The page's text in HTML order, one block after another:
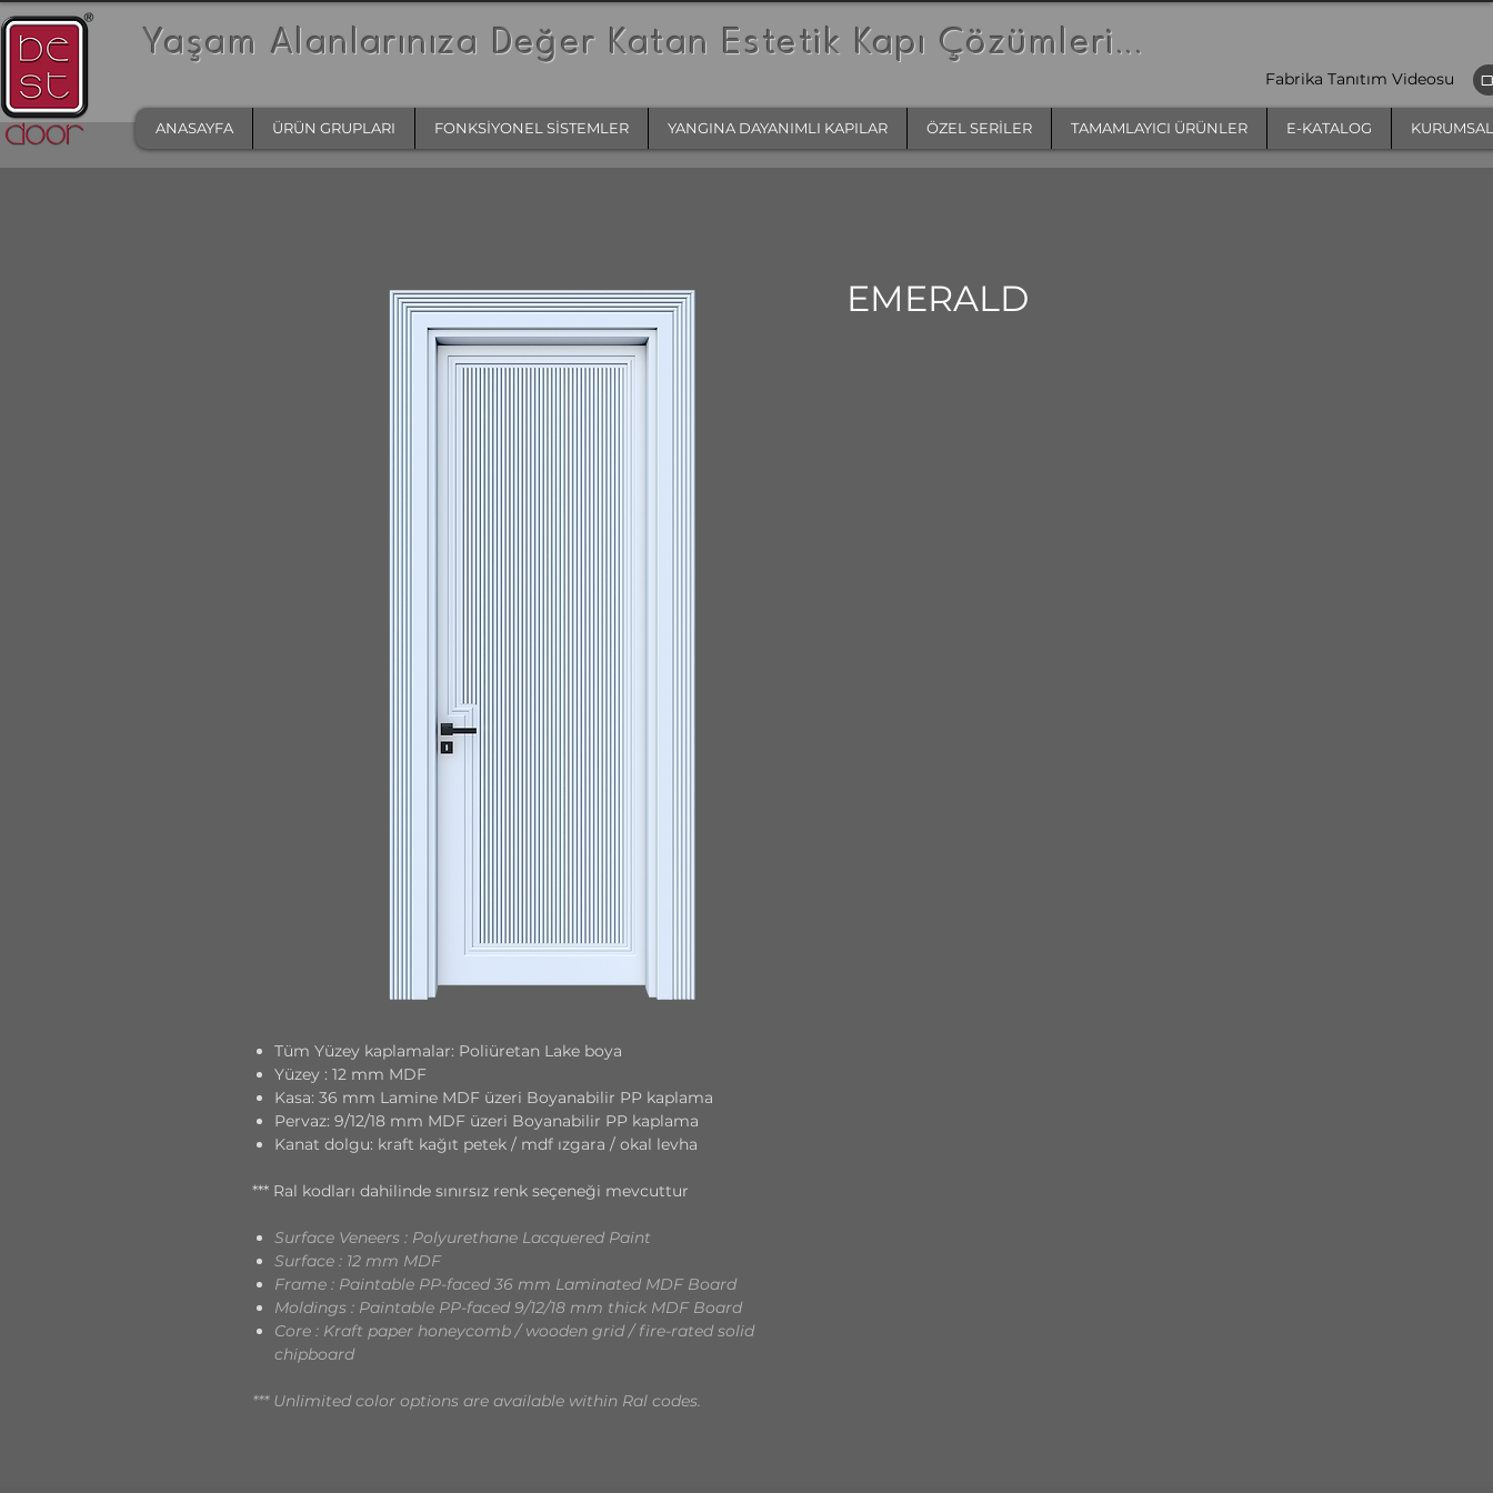
Yaşam Alanlarınıza Değer Katan Estetik Kapı Çözümleri ...
Fabrika Tanıtım Videosu
ANASAYFA ÜRÜN GRUPLARI FONKSİYONEL SİSTEMLER YANGINA DAYANIMLI KAPILAR ÖZEL SERİLER TAMAMLAYICI ÜRÜNLER E-KATALOG KURUMSAL
Tüm Yüzey kaplamalar: Poliüretan Lake boya
Yüzey : 12 mm MDF
Kasa: 36 mm Lamine MDF üzeri Boyanabilir PP kaplama
Pervaz: 9/12/18 mm MDF üzeri Boyanabilir PP kaplama
Kanat dolgu: kraft kağıt petek / mdf ızgara / okal levha
*** Ral kodları dahilinde sınırsız renk seçeneği mevcuttur
Surface Veneers : Polyurethane Lacquered Paint
Surface : 12 mm MDF
Frame : Paintable PP-faced 36 mm Laminated MDF Board
Moldings : Paintable PP-faced 9/12/18 mm thick MDF Board
Core : Kraft paper honeycomb / wooden grid / fire-rated solid
chipboard
*** Unlimited color options are available within Ral codes.
EMERALD